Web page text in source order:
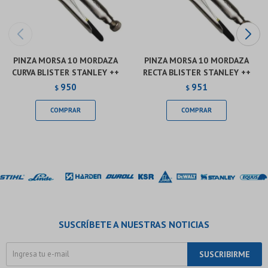
PINZA MORSA 10 MORDAZA
CURVA BLISTER STANLEY ++
$ 950
PINZA MORSA 10 MORDAZA
RECTA BLISTER STANLEY ++
$ 951
SUSCRÍBETE A NUESTRAS NOTICIAS
SUSCRIBIRME